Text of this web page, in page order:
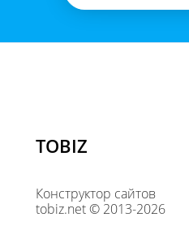
TOBIZ
Конструктор сайтов
tobiz.net © 2013-2026